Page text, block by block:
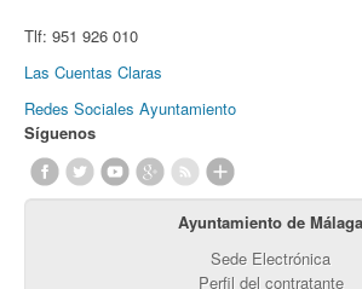
Tlf: 951 926 010
Las Cuentas Claras
Redes Sociales Ayuntamiento
Síguenos
Ayuntamiento de Málaga
Sede Electrónica
Perfil del contratante